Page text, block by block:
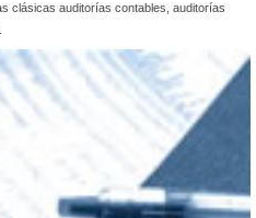
clásicas auditorías contables, auditorías